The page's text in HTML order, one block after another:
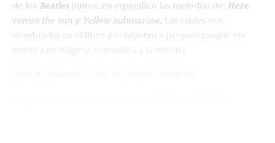
de los Beatlesjuntos, en específico las melodías de: Here
comes the sun y Yellow submarine. Las cuales son
nombradas en el libro y colaboran a proporcionarle esa
estética nostálgica/ romántica a la historia.